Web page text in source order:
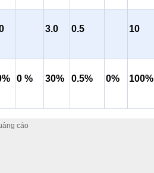
3.0 0.5 10
0 % 30% 0.5% 0% 100%